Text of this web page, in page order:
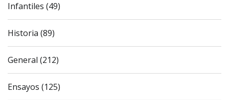
Infantiles (49)
Historia (89)
General (212)
Ensayos (125)